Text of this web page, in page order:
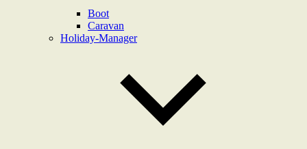
Boot
Caravan
Holiday-Manager